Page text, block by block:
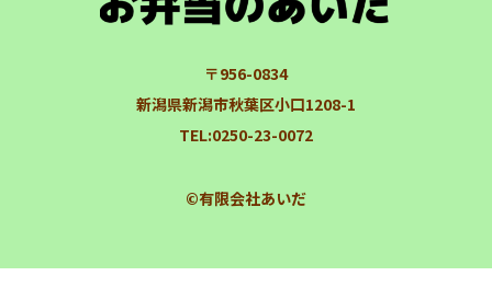
〒956-0834
新潟県新潟市秋葉区小口1208-1
TEL:0250-23-0072
©有限会社あいだ